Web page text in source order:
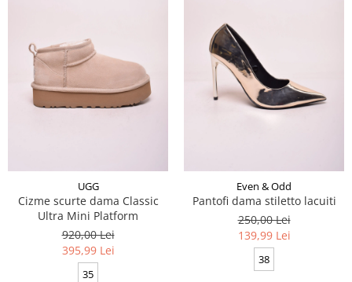
UGG
Cizme scurte dama Classic
Ultra Mini Platform
920,00 Lei
395,99 Lei
35
Even & Odd
Pantofi dama stiletto lacuiti
250,00 Lei
139,99 Lei
38